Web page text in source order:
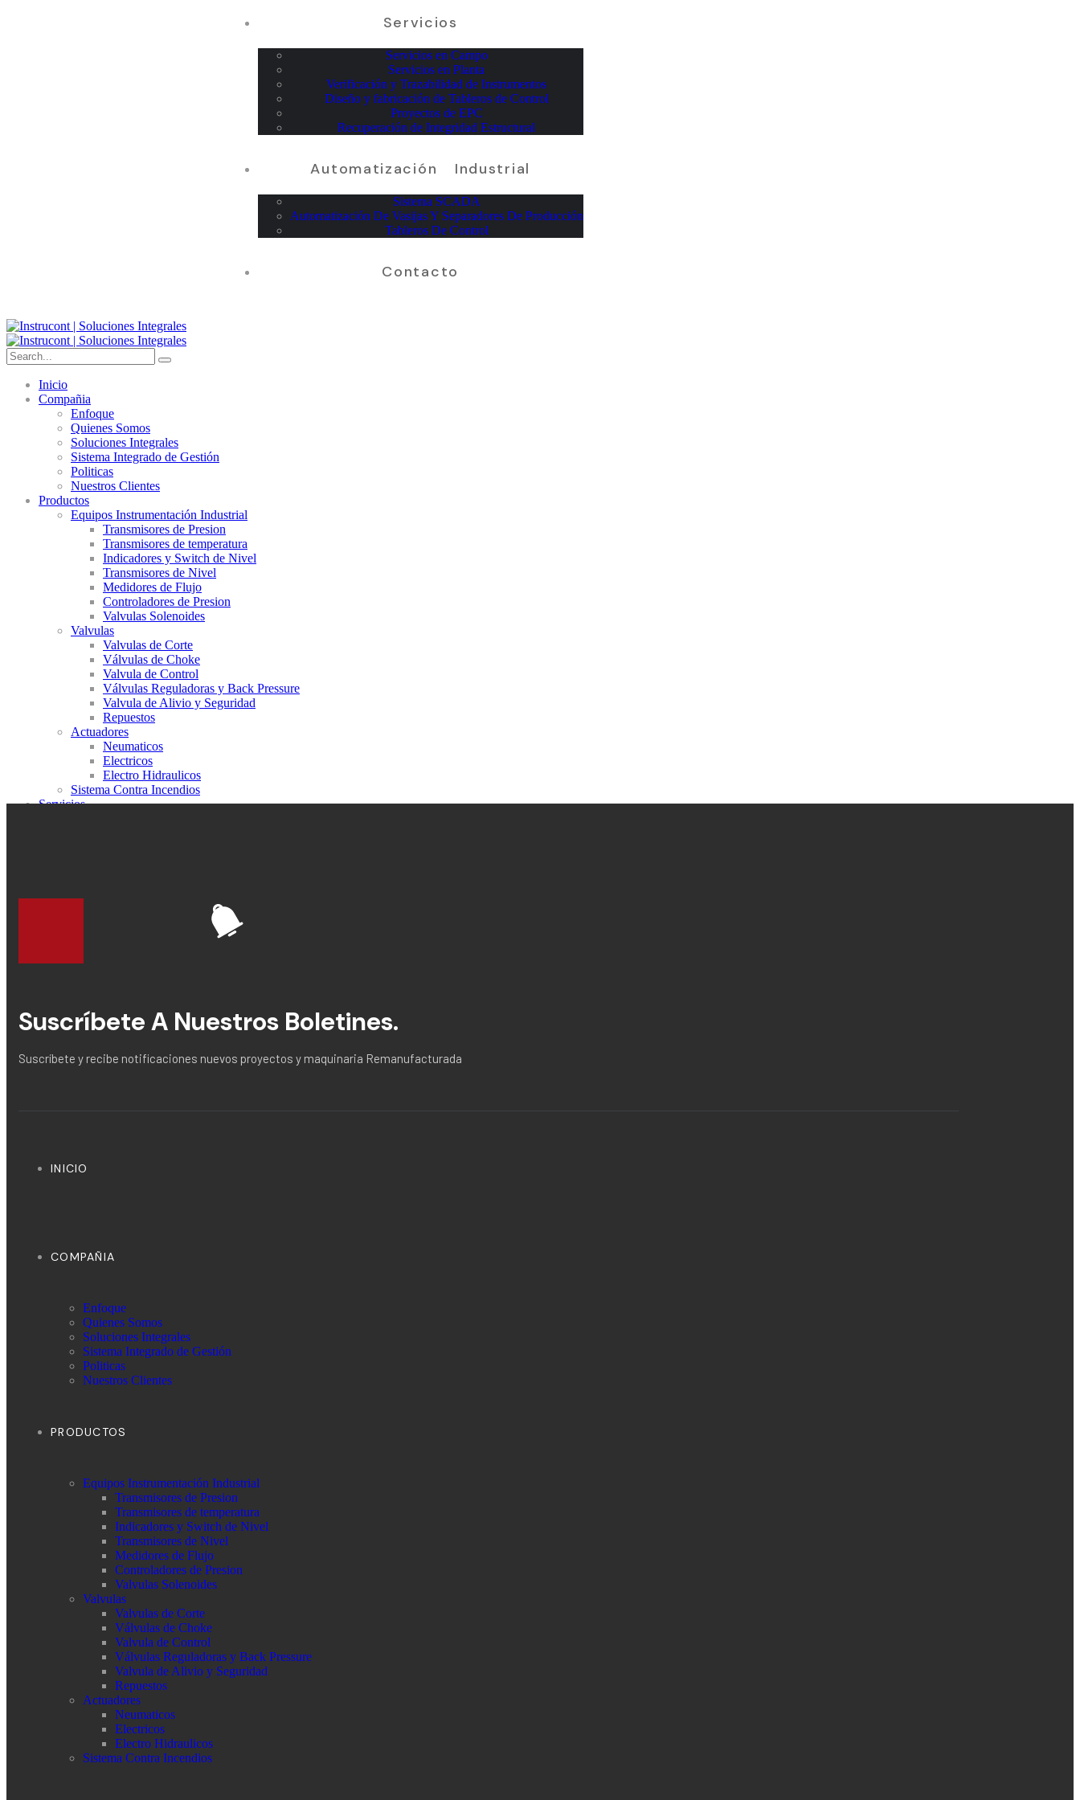
Servicios
Servicios en Campo
Servicios en Planta
Verificación y Trazabilidad de Instrumentos
Diseño y fabricación de Tableros de Control
Proyectos de EPC
Recuperación de Integridad Estructural
Automatización Industrial
Sistema SCADA
Automatización De Vasijas Y Separadores De Producción
Tableros De Control
Contacto
Inicio
Compañia
Enfoque
Quienes Somos
Soluciones Integrales
Sistema Integrado de Gestión
Politicas
Nuestros Clientes
Productos
Equipos Instrumentación Industrial
Transmisores de Presion
Transmisores de temperatura
Indicadores y Switch de Nivel
Transmisores de Nivel
Medidores de Flujo
Controladores de Presion
Valvulas Solenoides
Valvulas
Valvulas de Corte
Válvulas de Choke
Valvula de Control
Válvulas Reguladoras y Back Pressure
Valvula de Alivio y Seguridad
Repuestos
Actuadores
Neumaticos
Electricos
Electro Hidraulicos
Sistema Contra Incendios
Servicios
Automatización De Vasijas Y Separadores De Producción
Contacto
[smartslider3 slider="10"]
Suscríbete A Nuestros Boletines.
Suscríbete y recibe notificaciones nuevos proyectos y maquinaria Remanufacturada
INICIO
COMPAÑIA
Enfoque
Quienes Somos
Soluciones Integrales
Sistema Integrado de Gestión
Politicas
Nuestros Clientes
PRODUCTOS
Equipos Instrumentación Industrial
Transmisores de Presion
Transmisores de temperatura
Indicadores y Switch de Nivel
Transmisores de Nivel
Medidores de Flujo
Controladores de Presion
Valvulas Solenoides
Valvulas
Valvulas de Corte
Válvulas de Choke
Valvula de Control
Válvulas Reguladoras y Back Pressure
Valvula de Alivio y Seguridad
Repuestos
Actuadores
Neumaticos
Electricos
Electro Hidraulicos
Sistema Contra Incendios